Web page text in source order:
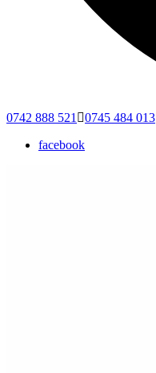
0742 888 521
0745 484 013
facebook